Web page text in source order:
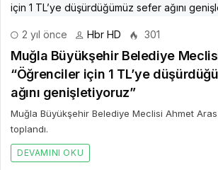
2 yıl önce Hbr HD 301
Muğla Büyükşehir Belediye
“Öğrenciler için 1 TL’ye
ağını genişletiyoruz”
Muğla Büyükşehir Belediye Meclisi Ahmet Aras
toplandı.
DEVAMINI OKU